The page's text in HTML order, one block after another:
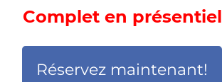
Complet en présentiel
Réservez maintenant!